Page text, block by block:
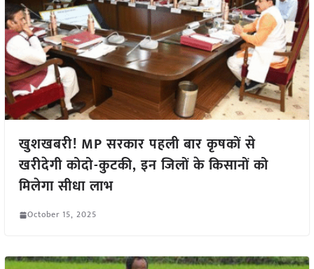
खुशखबरी! MP सरकार पहली बार कृषकों से
खरीदेगी कोदो-कुटकी, इन जिलों के किसानों को
मिलेगा सीधा लाभ
October 15, 2025